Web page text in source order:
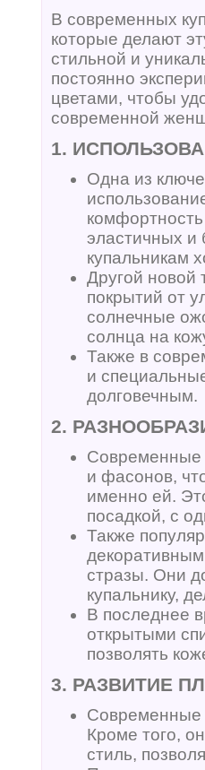
В современных
которые делают
стильной и
постоянно
цветами, чтобы
современной
1.
Одна из
эластичных и
купальникам
Другой новой
покрытий от
солнечные
солнца на
Также в
и
долговечным.
2.
Современные
и фасонов,
именно ей.
посадкой, с
Также
стразы. Они
купальнику,
В последнее
открытыми
позволять
3. РАЗВИТИЕ
Современные
Кроме того,
стиль,